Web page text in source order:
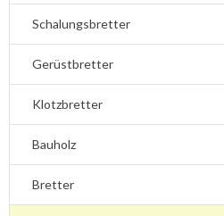
Schalungsbretter
Gerüstbretter
Klotzbretter
Bauholz
Bretter